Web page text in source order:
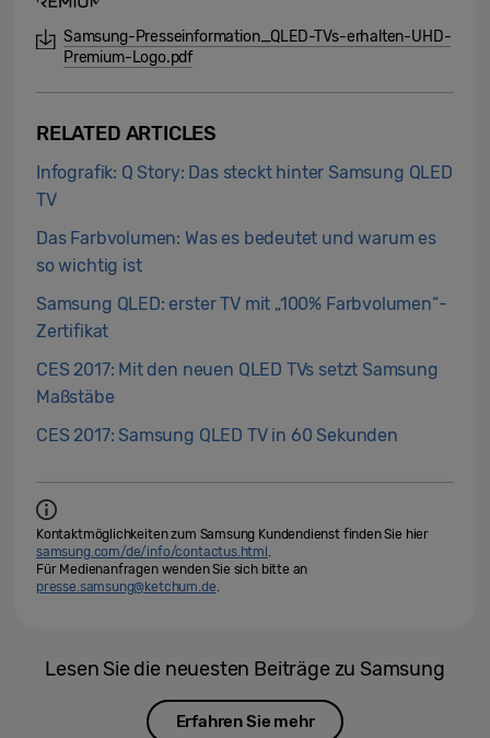
Samsung-Presseinformation_QLED-TVs-erhalten-UHD-
Premium-Logo.pdf
RELATED ARTICLES
Infografik: Q Story: Das steckt hinter Samsung QLED
TV
Das Farbvolumen: Was es bedeutet und warum es
so wichtig ist
Samsung QLED: erster TV mit „100% Farbvolumen“-
Zertifikat
CES 2017: Mit den neuen QLED TVs setzt Samsung
Maßstäbe
CES 2017: Samsung QLED TV in 60 Sekunden
Kontaktmöglichkeiten zum Samsung Kundendienst finden Sie hier
samsung.com/de/info/contactus.html
Für Medienanfragen wenden Sie sich bitte an
presse.samsung@ketchum.de
Lesen Sie die neuesten Beiträge zu Samsung
Erfahren Sie mehr